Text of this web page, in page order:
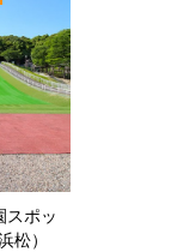
スポッ
松）